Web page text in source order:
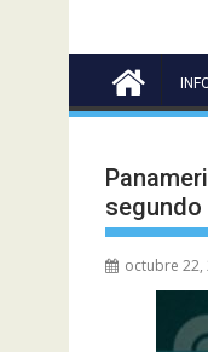
octubre 22,